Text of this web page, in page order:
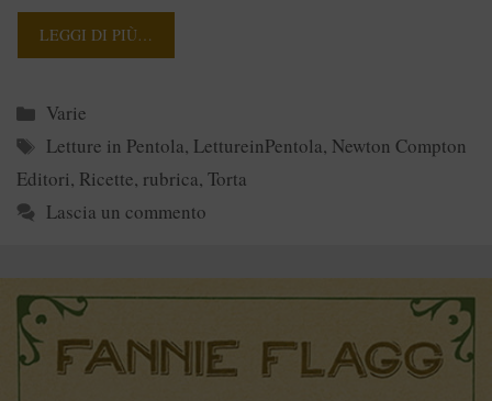
LEGGI DI PIÙ…
Categorie
Varie
Tag
Letture in Pentola, LettureinPentola, Newton Compton
Editori, Ricette, rubrica, Torta
Lascia un commento